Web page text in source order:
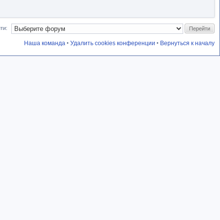
• Вернуться к началу
• Удалить cookies конференции
Наша команда